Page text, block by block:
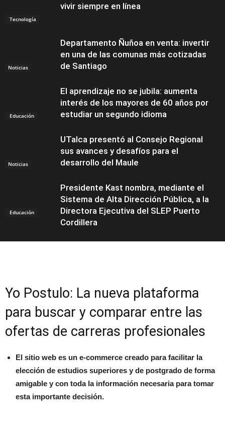
Tecnología
vivir siempre en línea
Noticias
Departamento Ñuñoa en venta: invertir
en una de las comunas más cotizadas
de Santiago
Educación
El aprendizaje no se jubila: aumenta
interés de los mayores de 60 años por
estudiar un segundo idioma
Noticias
UTalca presentó al Consejo Regional
sus avances y desafíos para el
desarrollo del Maule
Educación
Presidente Kast nombra, mediante el
Sistema de Alta Dirección Pública, a la
Directora Ejecutiva del SLEP Puerto
Cordillera
Yo Postulo: La nueva plataforma
para buscar y comparar entre las
ofertas de carreras profesionales
El sitio web es un e-commerce creado para facilitar la
elección de estudios superiores y de postgrado de forma
amigable y con toda la información necesaria para tomar
esta importante decisión.